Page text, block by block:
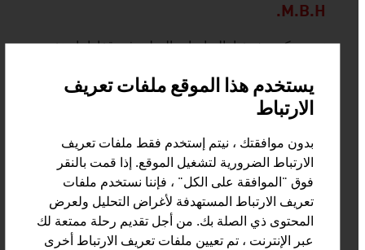
M.B.H.
نحن نعكس شغفنا بالرياضات الجبلية في قفازاتنا منذ
(Zanier-Sport) على أفضل المواد والصنعة الممتازة
والتصميم الاستثنائي لمُنتجاتها.
BANDEX TEXTIL & HANDELS-GMBH
يستخدم هذا الموقع ملفات تعريف
الارتباط
بدون موافقتك ، نيتم إستخدم فقط ملفات تعريف
الارتباط الضرورية لتشغيل الموقع. إذا قمت بالنقر
فوق "الموافقة على الكل" ، فإننا نستخدم ملفات
تعريف الارتباط المستهدفة لأغراض التحليل ولعرض
المحتوى ذي الصلة بك. من أجل تقديم رحلة ممتعة لك
عبر الإنترنت ، تم تعيين ملفات تعريف الارتباط أخرى